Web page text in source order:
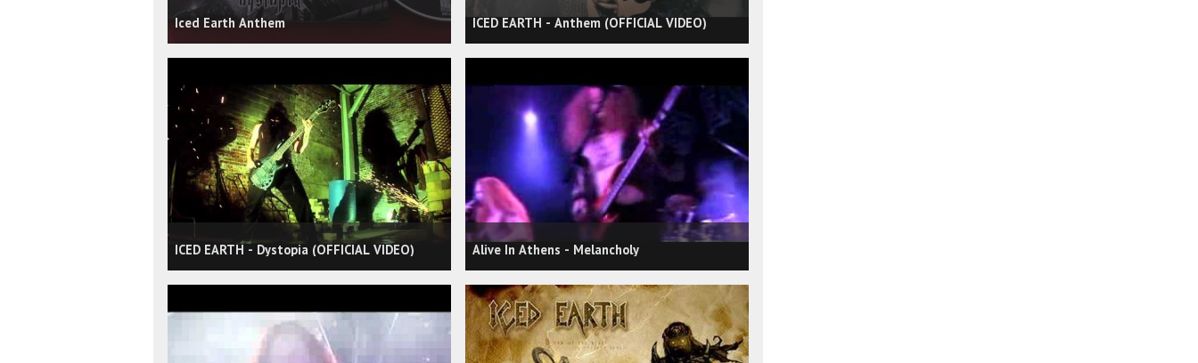
Iced Earth Anthem ICED EARTH - Anthem (OFFICIAL VIDEO)
ICED EARTH - Dystopia (OFFICIAL VIDEO) Alive In Athens - Melancholy